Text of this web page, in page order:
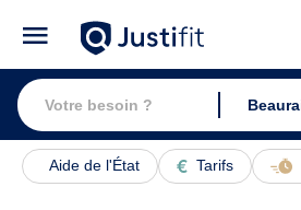
Aide de l'État Tarifs